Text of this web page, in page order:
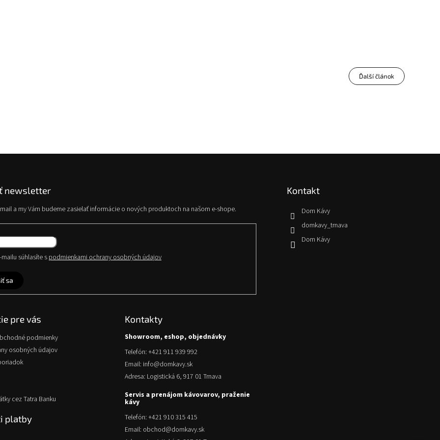
Ďalší článok
newsletter
a my Vám budeme zasielať informácie o nových produktoch na našom e-shope.
súhlasíte spodmienkami ochrany osobných údajov
sa
Kontakt
Dom Kávy
domkavy_trnava
Dom Kávy
pre vás
podmienky
osobných údajov
cez Tatra Banku
platby
Kontakty
Showroom, eshop, objednávky
Telefón: +421 911 939 992
Email: info@domkavy.sk
Adresa: Logistická 6, 917 01 Trnava
Servis a prenájom kávovarov, praženie
kávy
Telefón: +421 910 315 415
Email: obchod@domkavy.sk